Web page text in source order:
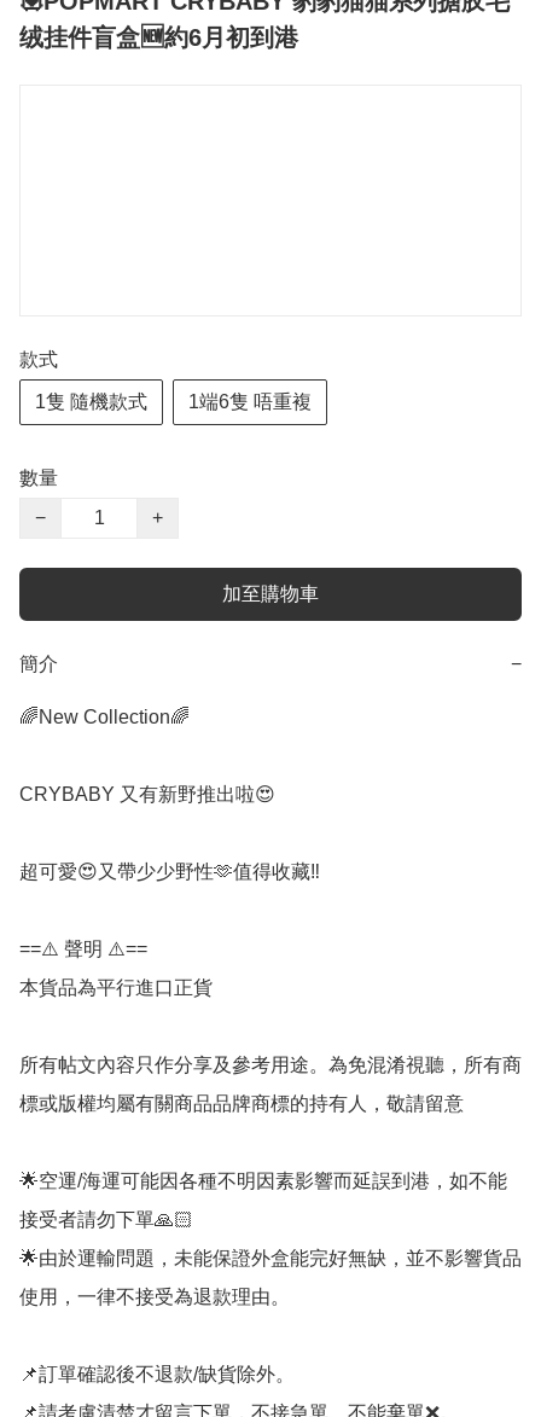
绒挂件盲盒🆕約6月初到港
款式
1隻 隨機款式 1端6隻 唔重複
數量
−
+
加至購物車
簡介 −
🌈New Collection🌈
CRYBABY 又有新野推出啦😍
超可愛😍又帶少少野性🫶值得收藏‼️
==⚠️ 聲明 ⚠️==
本貨品為平行進口正貨
所有帖文內容只作分享及參考用途。為免混淆視聽，所有商
標或版權均屬有關商品品牌商標的持有人，敬請留意
🌟空運/海運可能因各種不明因素影響而延誤到港，如不能
接受者請勿下單🙏🏻
🌟由於運輸問題，未能保證外盒能完好無缺，並不影響貨品
使用，一律不接受為退款理由。
📌訂單確認後不退款/缺貨除外。
📌請考慮清楚才留言下單，不接急單、不能棄單❌。